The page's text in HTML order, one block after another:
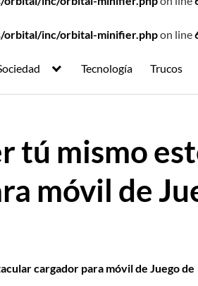
inc/orbital-minifier.phpon line
Tecnología Trucos
tú mismo
móvil de
cargador para móvil de Juego de